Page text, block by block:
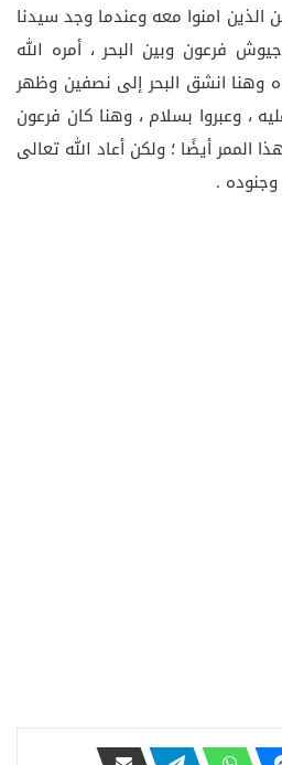
امنوا معه وعندما وجد سيدنا
فرعون وبين البحر ، أمره الله
وهنا انشق البحر إلى نصفين وظهر
، وعبروا بسلام ، وهنا كان فرعون
الممر أيضًا ؛ ولكن أعاد الله تعالى
.